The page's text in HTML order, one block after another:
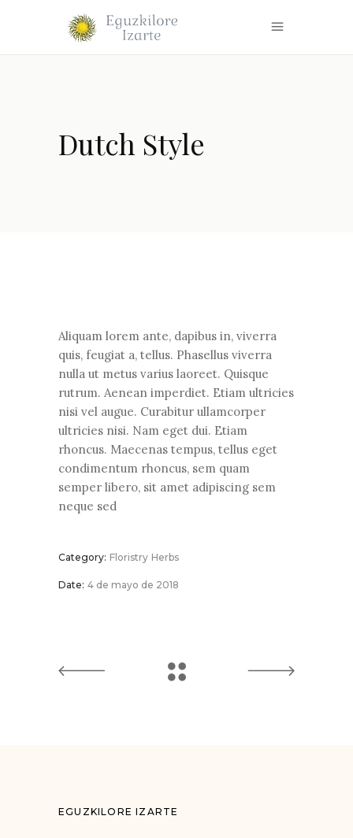
Dutch Style
Aliquam lorem ante, dapibus in, viverra
quis, feugiat a, tellus. Phasellus viverra
nulla ut metus varius laoreet. Quisque
rutrum. Aenean imperdiet. Etiam ultricies
nisi vel augue. Curabitur ullamcorper
ultricies nisi. Nam eget dui. Etiam
rhoncus. Maecenas tempus, tellus eget
condimentum rhoncus, sem quam
semper libero, sit amet adipiscing sem
neque sed
Category: Floristry Herbs
Date: 4 de mayo de 2018
EGUZKILORE IZARTE